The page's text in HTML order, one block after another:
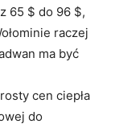
65 $ do 96 $,
raczej
ma być
cen ciepła
do